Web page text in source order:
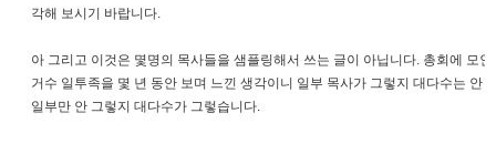
각해 보시기 바랍니다.
아 그리고 이것은 몇명의 목사들을 샘플링해서 쓰는 글이 아닙니다. 총회에 모
거수 일투족을 몇 년 동안 보며 느낀 생각이니 일부 목사가 그렇지 대다수는 안
일부만 안 그렇지 대다수가 그렇습니다.